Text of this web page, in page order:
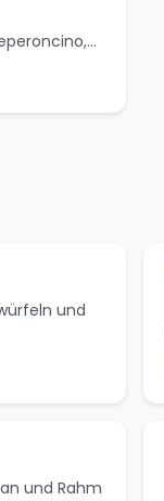
und
und Rahm